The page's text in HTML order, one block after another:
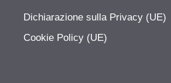
Dichiarazione sulla Privacy (UE)
Cookie Policy (UE)